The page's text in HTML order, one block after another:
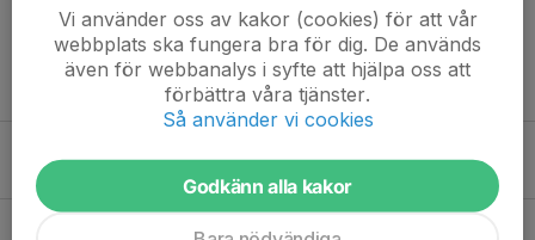
Tidigare nyheter
Vi använder oss av kakor (cookies) för att vår
webbplats ska fungera bra för dig. De används
även för webbanalys i syfte att hjälpa oss att
förbättra våra tjänster.
Så använder vi cookies
Godkänn alla kakor